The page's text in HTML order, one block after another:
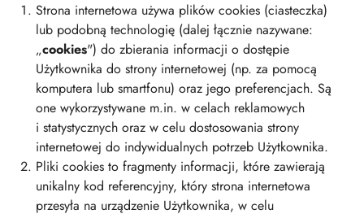
Strona internetowa używa plików cookies (ciasteczka)
lub podobną technologię (dalej łącznie nazywane:
„cookies") do zbierania informacji o dostępie
Użytkownika do strony internetowej (np. za pomocą
komputera lub smartfonu) oraz jego preferencjach. Są
one wykorzystywane m.in. w celach reklamowych
i statystycznych oraz w celu dostosowania strony
internetowej do indywidualnych potrzeb Użytkownika.
Pliki cookies to fragmenty informacji, które zawierają
unikalny kod referencyjny, który strona internetowa
przesyła na urządzenie Użytkownika, w celu